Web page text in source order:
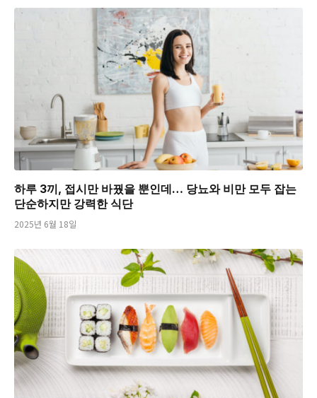
하루 3끼, 접시만 바꿨을 뿐인데… 당뇨와 비만 모두 잡는
단순하지만 강력한 식단
2025년 6월 18일